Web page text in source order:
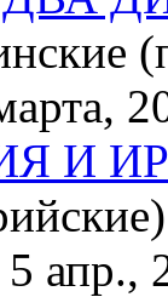
И
апр.,